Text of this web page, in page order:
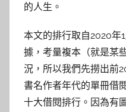
的人生。
本文的排行取自2020年
據，考量複本（就是某
況，所以我們先撈出前
書名作者年代的單冊借
十大借閱排行。因為有